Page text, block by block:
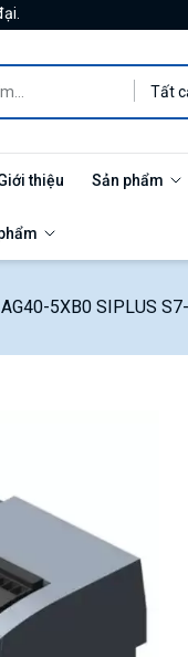
Tất
thiệu Sản phẩm
5XB0 SIPLUS